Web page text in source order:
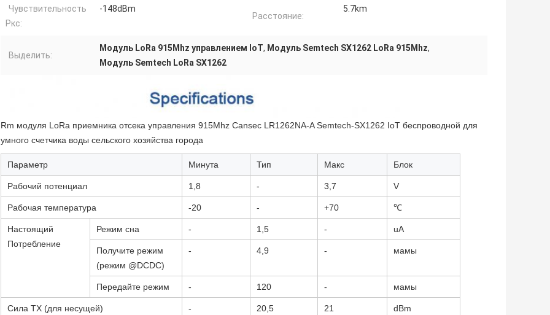
Чувствительность
Ркс:
-148dBm
Расстояние:
5.7km
Выделить:
Модуль LoRa 915Mhz управлением IoT, Модуль Semtech SX1262 LoRa 915Mhz,
Модуль Semtech LoRa SX1262
Rm модуля LoRa приемника отсека управления 915Mhz Cansec LR1262NA-A Semtech-SX1262 IoT беспроводной для
умного счетчика воды сельского хозяйства города
Параметр Минута Тип Макс Блок
Рабочий потенциал 1,8 - 3,7 V
Рабочая температура -20 - +70 ℃
Настоящий
Потребление
Режим сна - 1,5 - uA
Получите режим
(режим @DCDC)
- 4,9 - мамы
Передайте режим - 120 - мамы
Сила TX (для несущей) - 20,5 21 dBm